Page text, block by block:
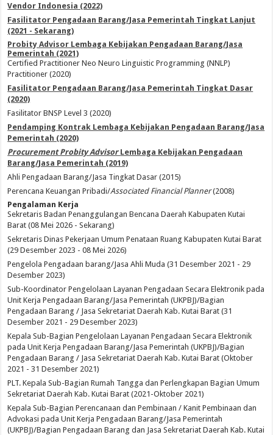
Vendor Indonesia (2022)
Fasilitator Pengadaan Barang/Jasa Pemerintah Tingkat Lanjut
(2021 - Sekarang)
Probity Advisor Lembaga Kebijakan Pengadaan Barang/Jasa
Pemerintah (2021)
Certified Practitioner Neo Neuro Linguistic Programming (NNLP)
Practitioner (2020)
Fasilitator Pengadaan Barang/Jasa Pemerintah Tingkat Dasar
(2020)
Fasilitator BNSP Level 3 (2020)
Pendamping Kontrak Lembaga Kebijakan Pengadaan Barang/Jasa
Pemerintah (2020)
Procurement Probity Advisor Lembaga Kebijakan Pengadaan
Barang/Jasa Pemerintah (2019)
Ahli Pengadaan Barang/Jasa Tingkat Dasar (2015)
Perencana Keuangan Pribadi/Associated Financial Planner(2008)
Pengalaman Kerja
Sekretaris Badan Penanggulangan Bencana Daerah Kabupaten Kutai
Barat (08 Mei 2026 - Sekarang)
Sekretaris Dinas Pekerjaan Umum Penataan Ruang Kabupaten Kutai Barat
(29 Desember 2023 - 08 Mei 2026)
Pengelola Pengadaan barang/Jasa Ahli Muda (31 Desember 2021 - 29
Desember 2023)
Sub-Koordinator Pengelolaan Layanan Pengadaan Secara Elektronik pada
Unit Kerja Pengadaan Barang/Jasa Pemerintah (UKPBJ)/Bagian
Pengadaan Barang / Jasa Sekretariat Daerah Kab. Kutai Barat (31
Desember 2021 - 29 Desember 2023)
Kepala Sub-Bagian Pengelolaan Layanan Pengadaan Secara Elektronik
pada Unit Kerja Pengadaan Barang/Jasa Pemerintah (UKPBJ)/Bagian
Pengadaan Barang / Jasa Sekretariat Daerah Kab. Kutai Barat (Oktober
2021 - 31 Desember 2021)
PLT. Kepala Sub-Bagian Rumah Tangga dan Perlengkapan Bagian Umum
Sekretariat Daerah Kab. Kutai Barat (2021-Oktober 2021)
Kepala Sub-Bagian Perencanaan dan Pembinaan / Kanit Pembinaan dan
Advokasi pada Unit Kerja Pengadaan Barang/Jasa Pemerintah
(UKPBJ)/Bagian Pengadaan Barang dan Jasa Sekretariat Daerah Kab. Kutai